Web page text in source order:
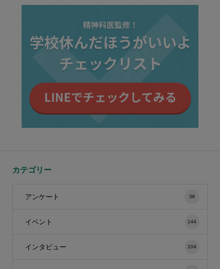
カテゴリー
アンケート 38
イベント 144
インタビュー 204